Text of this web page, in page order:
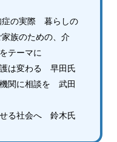
症の実際 暮らしの
族のための、介
テーマに
は変わる 早田氏
関に相談を 武田
る社会へ 鈴木氏